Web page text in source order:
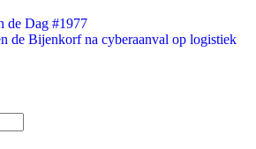
de Dag #1977
de Bijenkorf na cyberaanval op logistiek